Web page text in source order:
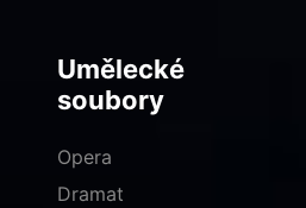
Umělecké
soubory
Opera
Dramat